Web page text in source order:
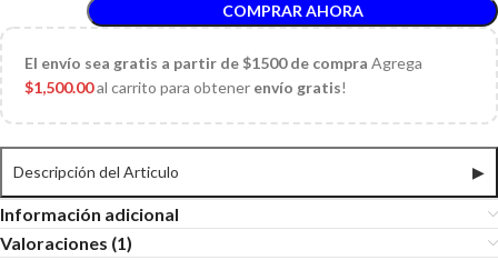
COMPRAR AHORA
El envío sea gratis a partir de $1500 de compra Agrega
$1,500.00al carrito para obtener envío gratis!
Descripción del Articulo ▶
Información adicional
Valoraciones (1)